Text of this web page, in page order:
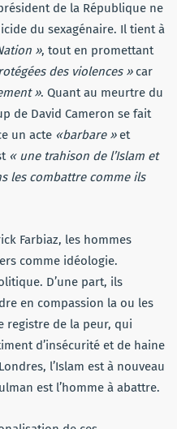
de la République ne
du sexagénaire. Il tient à
», tout en promettant
des violences » car
». Quant au meurtre du
de David Cameron se fait
un acte «barbare » et
« une trahison de l’Islam et
les combattre comme ils
Farbiaz, les hommes
comme idéologie.
D’une part, ils
en compassion la ou les
registre de la peur, qui
d’insécurité et de haine
l’Islam est à nouveau
est l’homme à abattre.